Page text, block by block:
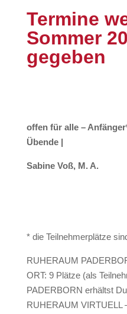
Termine
Sommer
gegeben
offen für alle –
Übende |
Sabine Voß, M. A.
* die Teilnehmerplätze
RUHERAUM
ORT: 9 Plätze (als
PADERBORN erhältst
RUHERAUM VIRTUELL